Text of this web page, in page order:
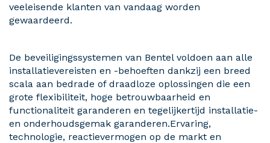
veeleisende klanten van vandaag worden
gewaardeerd.
De beveiligingssystemen van Bentel voldoen aan alle
installatievereisten en -behoeften dankzij een breed
scala aan bedrade of draadloze oplossingen die een
grote flexibiliteit, hoge betrouwbaarheid en
functionaliteit garanderen en tegelijkertijd installatie-
en onderhoudsgemak garanderen.Ervaring,
technologie, reactievermogen op de markt en